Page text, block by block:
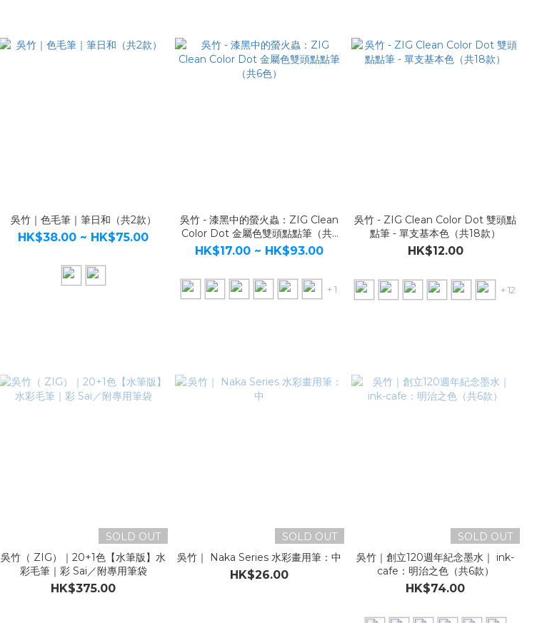
吳竹｜色毛筆｜筆日和（共2款）
HK$38.00 ~ HK$75.00
吳竹 - 漆黑中的螢火蟲：ZIG Clean
Color Dot 金屬色雙頭點點筆（共6
色）
HK$17.00 ~ HK$93.00
+ 1
吳竹 - ZIG Clean Color Dot 雙頭點
點筆 - 單支基本色（共18款）
HK$12.00
+ 12
SOLD OUT
吳竹（ ZIG）｜20+1色【水筆版】水
彩毛筆｜彩 Sai／附專用筆袋
HK$375.00
SOLD OUT
吳竹｜ Naka Series 水彩畫用筆：中
HK$26.00
SOLD OUT
吳竹｜創立120週年紀念墨水｜ ink-
cafe：明治之色（共6款）
HK$74.00